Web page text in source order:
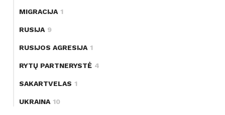
MIGRACIJA 1
RUSIJA 9
RUSIJOS AGRESIJA 1
RYTŲ PARTNERYSTĖ 4
SAKARTVELAS 1
UKRAINA 10